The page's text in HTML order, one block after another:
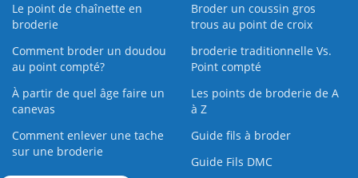
Le point de chaînette en
broderie
Broder un coussin gros
trous au point de croix
Comment broder un doudou
au point compté?
broderie traditionnelle Vs.
Point compté
À partir de quel âge faire un
canevas
Les points de broderie de A
à Z
Comment enlever une tache
sur une broderie
Guide fils à broder
Guide Fils DMC